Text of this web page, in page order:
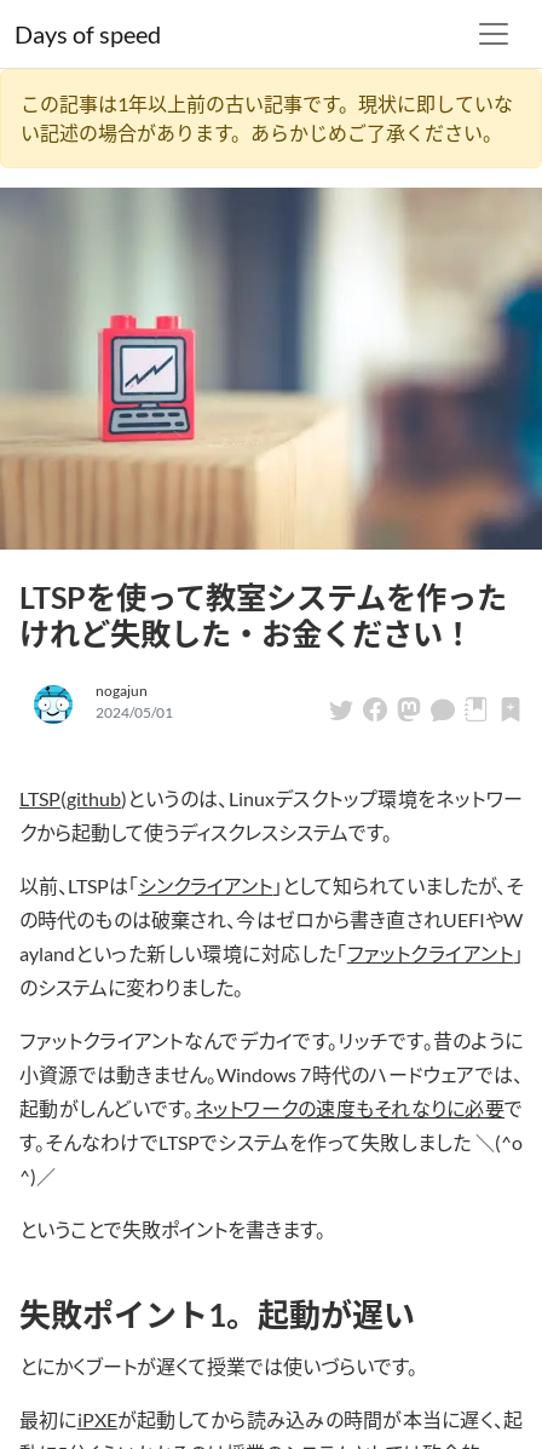
Days of speed
この記事は1年以上前の古い記事です。現状に即していな
い記述の場合があります。あらかじめご了承ください。
LTSPを使って教室システムを作った
けれど失敗した・お金ください！
nogajun
2024/05/01
LTSP(github)というのは、Linuxデスクトップ環境をネットワー
クから起動して使うディスクレスシステムです。
以前、LTSPは「シンクライアント 」として知られていましたが、そ
の時代のものは破棄され、今はゼロから書き直されUEFIやW
aylandといった新しい環境に対応した「ファットクライアント 」
のシステムに変わりました。
ファットクライアントなんでデカイです。リッチです。昔のように
小資源では動きません。Windows 7時代のハードウェアでは、
起動がしんどいです。 ネットワークの速度もそれなりに必要で
す。そんなわけでLTSPでシステムを作って失敗しました ＼(^o
^)／
ということで失敗ポイントを書きます。
失敗ポイント1。起動が遅い
とにかくブートが遅くて授業では使いづらいです。
最初にiPXEが起動してから読み込みの時間が本当に遅く、起